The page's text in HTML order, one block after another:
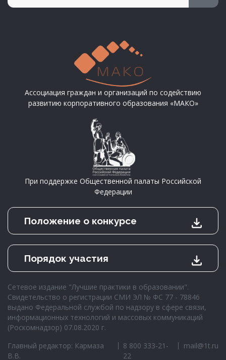
Ассоциация граждан и организаций по содействию
развитию корпоративного образования «МАКО»
При поддержке Общественной палаты Российской
Федерации
Положение о конкурсе
Порядок участия
Сетевое издание "Лучшие практики в образовании".
Свидетельство о регистрации СМИ ЭЛ № ФС 77 - 78846
выдано Федеральной службой по надзору в сфере связи,
информационных технологий и массовых коммуникаций
(Роскомнадзор) 07.08.2020 г.
Главный редактор: Кармаза
В.В.
8 800 333-21-
22
mail@1t.ru